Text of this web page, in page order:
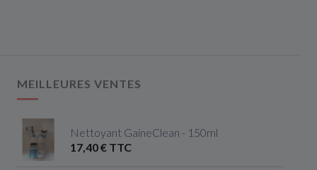
MEILLEURES VENTES
Nettoyant GaineClean - 150ml
17,40 € TTC